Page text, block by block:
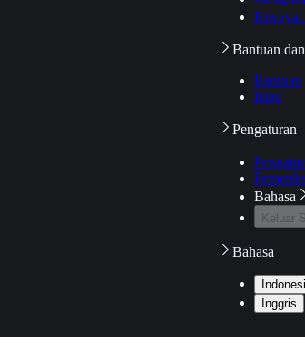
Riwayat
Bantuan
Bantuan
Blog
Pengaturan
Bahasa
Keluar
Bahasa
Inggris